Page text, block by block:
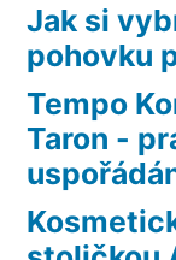
Jak si
pohovku
Tempo
Taron -